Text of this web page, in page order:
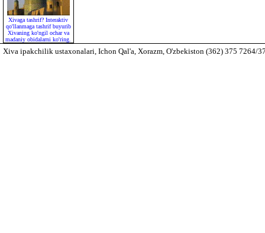
Xivaga tashrif? Interaktiv
qo'llanmaga tashrif buyurib
Xivaning ko'ngil ochar va
madaniy obidalarni ko'ring.
Xiva ipakchilik ustaxonalari, Ichon Qal'a, Xorazm, O'zbekiston (362) 375 7264/